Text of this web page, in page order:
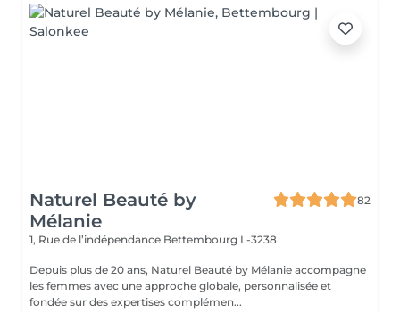
Naturel Beauté by
Mélanie
82
1, Rue de l’indépendance Bettembourg L-3238
Depuis plus de 20 ans, Naturel Beauté by Mélanie accompagne
les femmes avec une approche globale, personnalisée et
fondée sur des expertises complémen...